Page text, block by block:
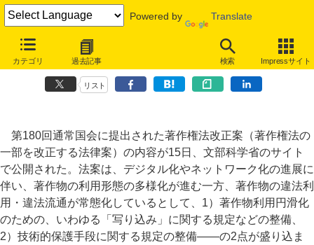
Powered by Translate
カテゴリ 過去記事 検索 Impressサイト
著作権法改正案が国会に提出、「写り込み」は合法化、DVDリッピン
グは違法化
リスト
第180回通常国会に提出された著作権法改正案（著作権法の
一部を改正する法律案）の内容が15日、文部科学省のサイト
で公開された。法案は、デジタル化やネットワーク化の進展に
伴い、著作物の利用形態の多様化が進む一方、著作物の違法利
用・違法流通が常態化しているとして、1）著作物利用円滑化
のための、いわゆる「写り込み」に関する規定などの整備、
2）技術的保護手段に関する規定の整備――の2点が盛り込ま